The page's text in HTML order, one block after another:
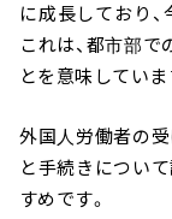
に成長しており
これは、都市部
とを意味していま
外国人労働者の
と手続きについ
すめです。